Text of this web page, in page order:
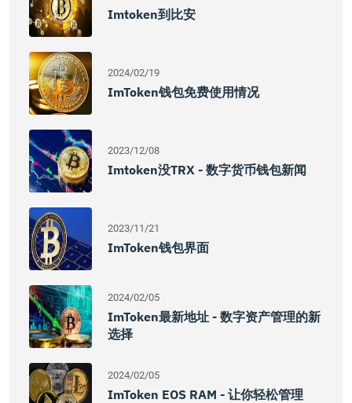
Imtoken到比安
2024/02/19
ImToken钱包免费使用情况
2023/12/08
Imtoken没TRX - 数字货币钱包新闻
2023/11/21
ImToken钱包界面
2024/02/05
ImToken最新地址 - 数字资产管理的新
选择
2024/02/05
ImToken EOS RAM - 让你轻松管理